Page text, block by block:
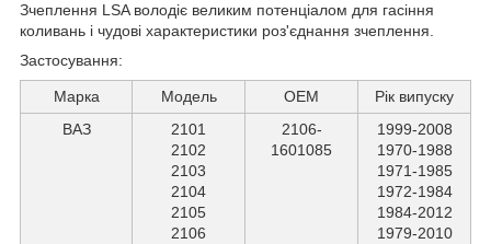
Зчеплення LSA володіє великим потенціалом для гасіння
коливань і чудові характеристики роз'єднання зчеплення.
Застосування:
Марка Модель ОЕМ
Рік випуску
ВАЗ
2101
2102
2103
2104
2105
2106
2106-
1601085
1999-2008
1970-1988
1971-1985
1972-1984
1984-2012
1979-2010